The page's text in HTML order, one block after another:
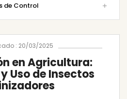
de Control 
: 20/03/2025
en Agricultura:
Uso de Insectos